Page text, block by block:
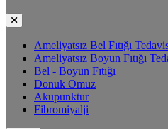
Ameliyatsız Bel Fıtığı
Ameliyatsız Boyun Fıtığı
Bel - Boyun Fıtığı
Donuk Omuz
Akupunktur
Fibromiyalji